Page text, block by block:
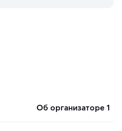
об организаторе 1